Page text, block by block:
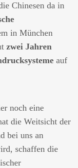
Chinesen da in
in München
zwei Jahren
auf
noch eine
die Weitsicht der
bei uns an
schaffen die